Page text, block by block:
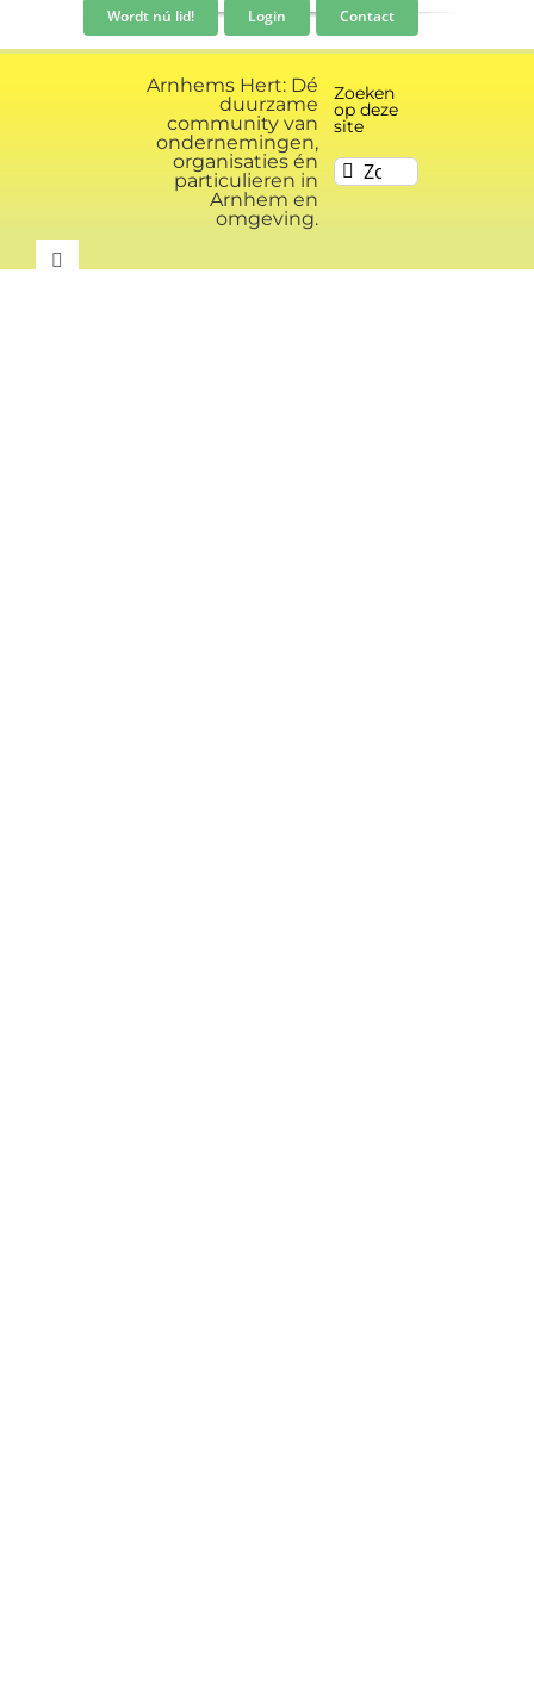
inhoud
Wordt nú lid! Login Contact
Arnhems Hert: Dé
duurzame
community van
ondernemingen,
organisaties én
particulieren in
Arnhem en
omgeving.
Zoeken
op deze
site
Zoeken
naar:
Toggle